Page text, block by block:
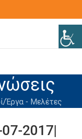
Έργα - Μελέτες
2017|